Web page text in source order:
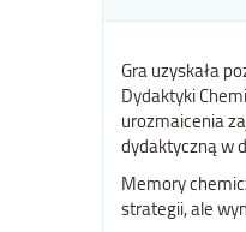
Gra uzyskała
Dydaktyki
urozmaicenia
dydaktyczną w
Memory
strategii, ale